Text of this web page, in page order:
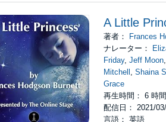
A Little
著者：
Frances
ナレーター：
Friday,Jeff Moon
Mitchell
,Shaina
Grace
再生時間： 6 時
配信日： 2021/
言語： 英語